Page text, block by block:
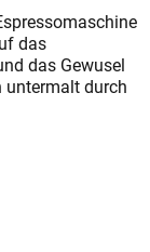
das
das Gewusel
untermalt durch